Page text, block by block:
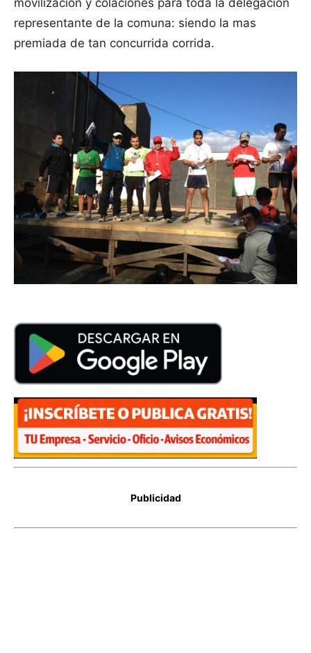
movilización y colaciones para toda la delegación
representante de la comuna: siendo la mas
premiada de tan concurrida corrida.
Publicidad